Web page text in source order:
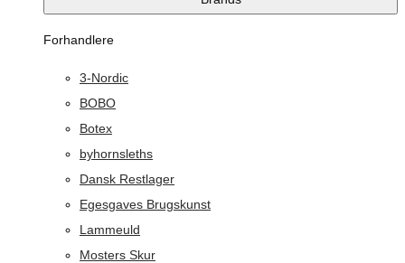
Forhandlere
3-Nordic
BOBO
Botex
byhornsleths
Dansk Restlager
Egesgaves Brugskunst
Lammeuld
Mosters Skur